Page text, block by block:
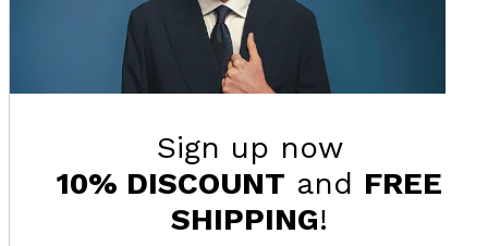
Sign up now
10% DISCOUNT and FREE
SHIPPING!